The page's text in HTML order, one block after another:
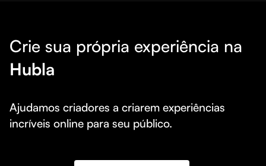
Crie sua própria experiência na
Hubla
Ajudamos criadores a criarem experiências
incríveis online para seu público.